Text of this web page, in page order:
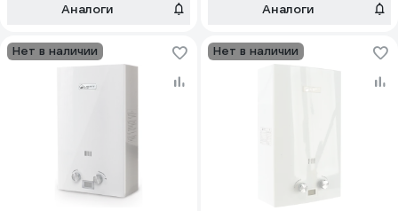
Аналоги Аналоги
Нет в наличии Нет в наличии